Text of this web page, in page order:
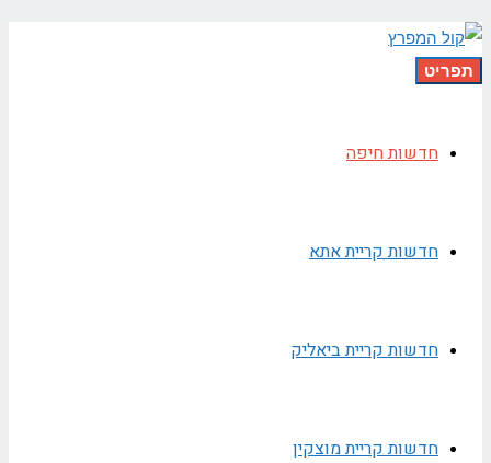
תפריט
חדשות חיפה
חדשות קריית אתא
חדשות קריית ביאליק
חדשות קריית מוצקין